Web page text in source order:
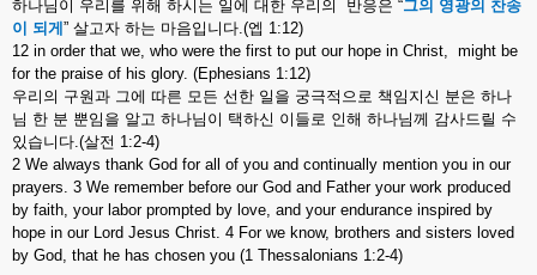
하나님이 우리를 위해 하시는 일에 대한 우리의 반응은 “그의 영광의 찬송
이
되게 ” 살고자 하는 마음입니다.(엡 1:12)
12 in order that we, who were the first to put our hope in Christ, might be
for the praise of his glory. (Ephesians 1:12)
우리의 구원과 그에 따른 모든 선한 일을 궁극적으로 책임지신 분은 하나
님 한 분 뿐임을 알고 하나님이 택하신 이들로 인해 하나님께 감사드릴 수
있습니다.(살전 1:2-4)
2 We always thank God for all of you and continually mention you in our
prayers. 3 We remember before our God and Father your work produced
by faith, your labor prompted by love, and your endurance inspired by
hope in our Lord Jesus Christ. 4 For we know, brothers and sisters loved
by God, that he has chosen you (1 Thessalonians 1:2-4)